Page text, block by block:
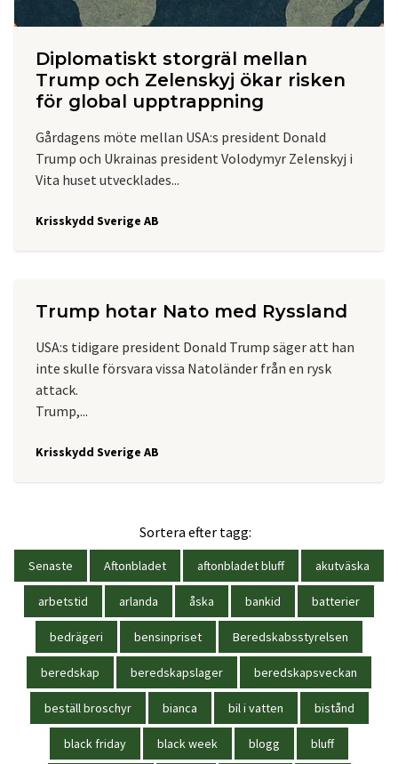
Diplomatiskt storgräl mellan
Trump och Zelenskyj ökar risken
för global upptrappning
Gårdagens möte mellan USA:s president Donald
Trump och Ukrainas president Volodymyr Zelenskyj i
Vita huset utvecklades...
Krisskydd Sverige AB
Trump hotar Nato med Ryssland
USA:s tidigare president Donald Trump säger att han
inte skulle försvara vissa Natoländer från en rysk
attack.
Trump,...
Krisskydd Sverige AB
Sortera efter tagg:
Senaste Aftonbladet aftonbladet bluff akutväska
arbetstid arlanda åska bankid batterier
bedrägeri bensinpriset Beredskabsstyrelsen
beredskap beredskapslager beredskapsveckan
beställ broschyr bianca bil i vatten bistånd
black friday black week blogg bluff